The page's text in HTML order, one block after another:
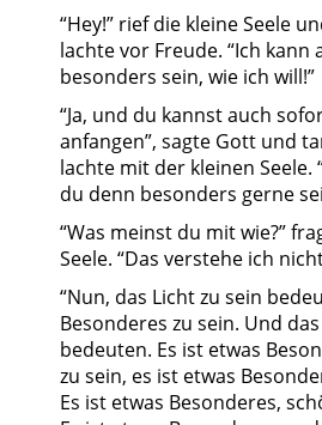
“Hey!” rief die kleine Seele
lachte vor Freude. “Ich kann
besonders sein, wie ich will!”
“Ja, und du kannst auch
anfangen”, sagte Gott und
lachte mit der kleinen Seele.
du denn besonders gerne
“Was meinst du mit wie?”
Seele. “Das verstehe ich
“Nun, das Licht zu sein
Besonderes zu sein. Und
bedeuten. Es ist etwas
zu sein, es ist etwas
Es ist etwas Besonderes,